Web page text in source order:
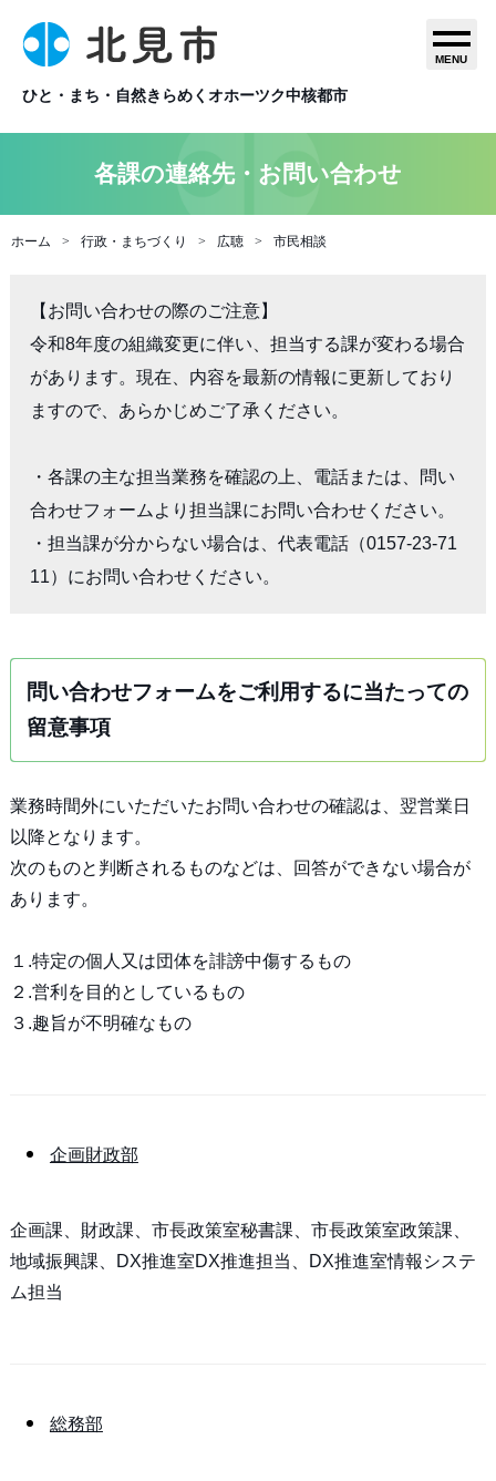
ひと・まち・自然きらめくオホーツク中核都市
MENU
各課の連絡先・お問い合わせ
ホーム 行政・まちづくり 広聴 市民相談
【お問い合わせの際のご注意】
令和8年度の組織変更に伴い、担当する課が変わる場合
があります。現在、内容を最新の情報に更新しており
ますので、あらかじめご了承ください。
・各課の主な担当業務を確認の上、電話または、問い
合わせフォームより担当課にお問い合わせください。
・担当課が分からない場合は、代表電話（0157-23-71
11）にお問い合わせください。
問い合わせフォームをご利用するに当たっての
留意事項
業務時間外にいただいたお問い合わせの確認は、翌営業日
以降となります。
次のものと判断されるものなどは、回答ができない場合が
あります。
１.特定の個人又は団体を誹謗中傷するもの
２.営利を目的としているもの
３.趣旨が不明確なもの
企画財政部
企画課、財政課、市長政策室秘書課、市長政策室政策課、
地域振興課、DX推進室DX推進担当、DX推進室情報システ
ム担当
総務部